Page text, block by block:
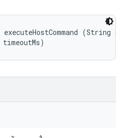
executeHostCommand (String
timeoutMs)